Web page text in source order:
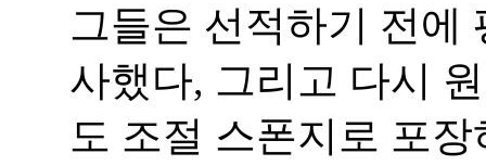
그들은 선적하기 전에
사했다, 그리고 다시
도 조절 스폰지로 포